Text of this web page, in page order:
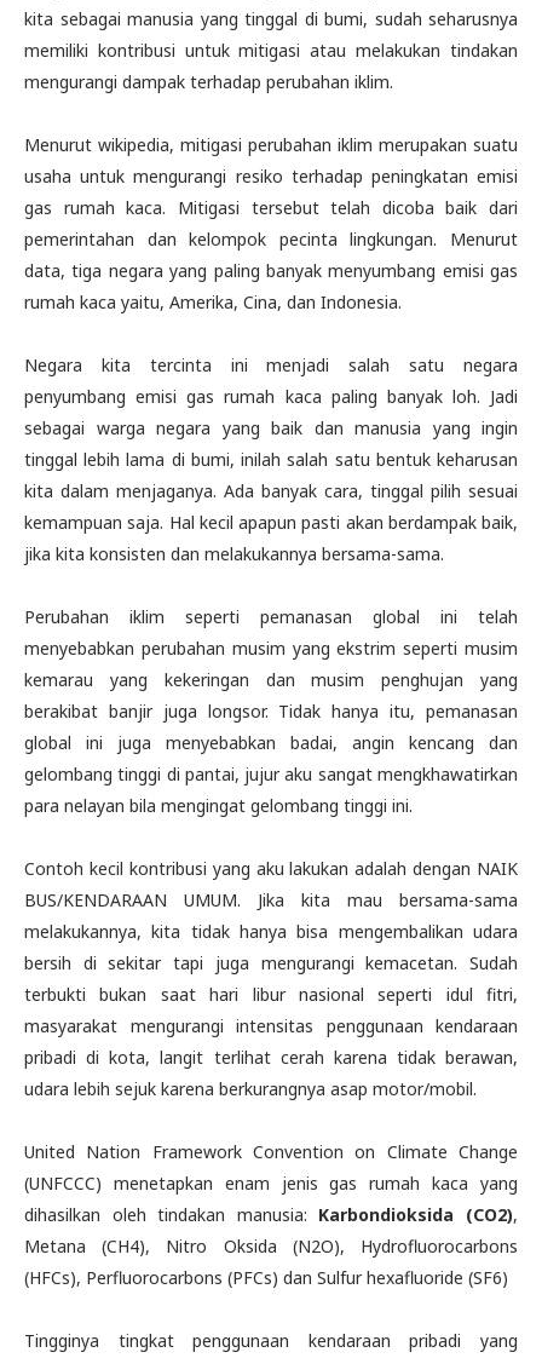
kita sebagai manusia yang tinggal di bumi, sudah seharusnya
memiliki kontribusi untuk mitigasi atau melakukan tindakan
mengurangi dampak terhadap perubahan iklim.
Menurut wikipedia, mitigasi perubahan iklim merupakan suatu
usaha untuk mengurangi resiko terhadap peningkatan emisi
gas rumah kaca. Mitigasi tersebut telah dicoba baik dari
pemerintahan dan kelompok pecinta lingkungan. Menurut
data, tiga negara yang paling banyak menyumbang emisi gas
rumah kaca yaitu, Amerika, Cina, dan Indonesia.
Negara kita tercinta ini menjadi salah satu negara
penyumbang emisi gas rumah kaca paling banyak loh. Jadi
sebagai warga negara yang baik dan manusia yang ingin
tinggal lebih lama di bumi, inilah salah satu bentuk keharusan
kita dalam menjaganya. Ada banyak cara, tinggal pilih sesuai
kemampuan saja. Hal kecil apapun pasti akan berdampak baik,
jika kita konsisten dan melakukannya bersama-sama.
Perubahan iklim seperti pemanasan global ini telah
menyebabkan perubahan musim yang ekstrim seperti musim
kemarau yang kekeringan dan musim penghujan yang
berakibat banjir juga longsor. Tidak hanya itu, pemanasan
global ini juga menyebabkan badai, angin kencang dan
gelombang tinggi di pantai, jujur aku sangat mengkhawatirkan
para nelayan bila mengingat gelombang tinggi ini.
Contoh kecil kontribusi yang aku lakukan adalah dengan NAIK
BUS/KENDARAAN UMUM. Jika kita mau bersama-sama
melakukannya, kita tidak hanya bisa mengembalikan udara
bersih di sekitar tapi juga mengurangi kemacetan. Sudah
terbukti bukan saat hari libur nasional seperti idul fitri,
masyarakat mengurangi intensitas penggunaan kendaraan
pribadi di kota, langit terlihat cerah karena tidak berawan,
udara lebih sejuk karena berkurangnya asap motor/mobil.
United Nation Framework Convention on Climate Change
(UNFCCC) menetapkan enam jenis gas rumah kaca yang
dihasilkan oleh tindakan manusia: Karbondioksida (CO2),
Metana (CH4), Nitro Oksida (N2O), Hydrofluorocarbons
(HFCs), Perfluorocarbons (PFCs) dan Sulfur hexafluoride (SF6)
Tingginya tingkat penggunaan kendaraan pribadi yang